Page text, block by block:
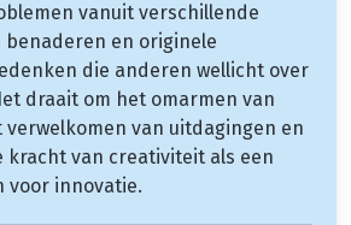
vanuit verschillende
en originele
die anderen wellicht over
draait om het omarmen van
van uitdagingen en
kracht van creativiteit als een
voor innovatie.